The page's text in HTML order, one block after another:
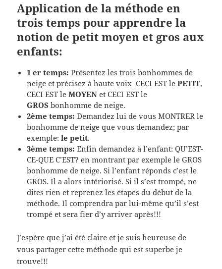
Application de la méthode en
trois temps pour apprendre la
notion de petit moyen et gros aux
enfants:
1 er temps:Présentez les trois bonhommes de
neige et précisez à haute voix CECI EST lePETIT,
CECI EST leMOYEN et CECI EST le
GROSbonhomme de neige.
2ème temps:Demandez lui de vous MONTRER le
bonhomme de neige que vous demandez; par
exemple:le petit.
3ème temps:Enfin demandez à l’enfant: QU’EST-
CE-QUE C’EST? en montrant par exemple le GROS
bonhomme de neige. Si l’enfant réponds c’est le
GROS. Il a alors intériorisé. Si il s’est trompé, ne
dites rien et reprenez les étapes du début de la
méthode. Il comprendra par lui-même qu’il s’est
trompé et sera fier d’y arriver après!!!
J’espère que j’ai été claire et je suis heureuse de
vous partager cette méthode qui est superbe je
trouve!!!